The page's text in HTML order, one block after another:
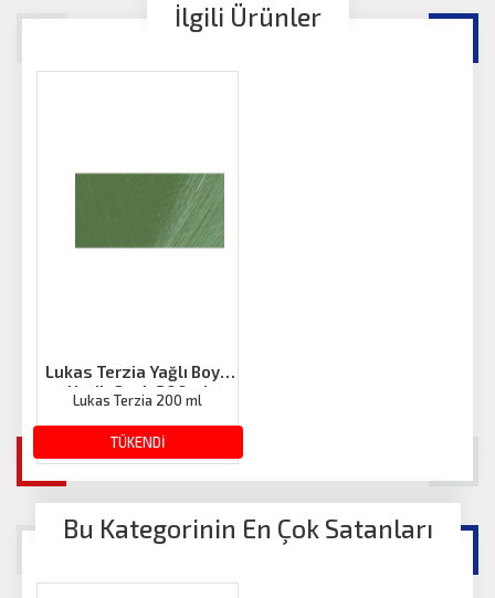
İlgili Ürünler
TÜKENDİ
Lukas Terzia Yağlı Boya
Yeşil-Canlı 200ml
Lukas Terzia 200 ml
428.30 TL
Bu Kategorinin En Çok Satanları